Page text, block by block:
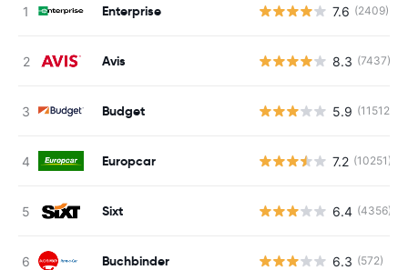
Enterprise 7.6 (2409)
Avis 8.3 (7437)
Budget 5.9 (11512)
Europcar 7.2 (10251)
Sixt 6.4 (4356)
Buchbinder 6.3 (572)